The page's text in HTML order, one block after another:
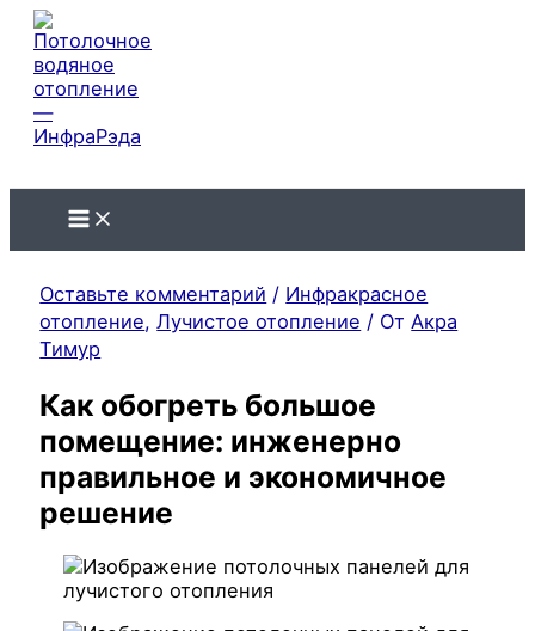
Перейти
содержимому
Оставьте комментарий / Инфракрасное
отопление,Лучистое отопление / От Акра
Тимур
Как обогреть большое
помещение: инженерно
правильное и экономичное
решение